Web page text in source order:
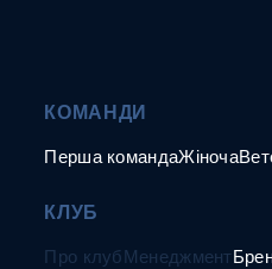
КОМАНДИ
Перша командаЖіноча
КЛУБ
Про клубМенеджмент